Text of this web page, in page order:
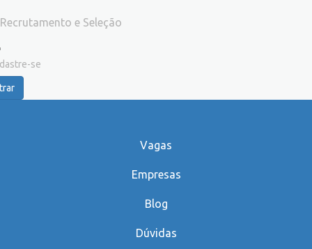
Recrutamento e Seleção
se
Vagas
Empresas
Blog
Dúvidas